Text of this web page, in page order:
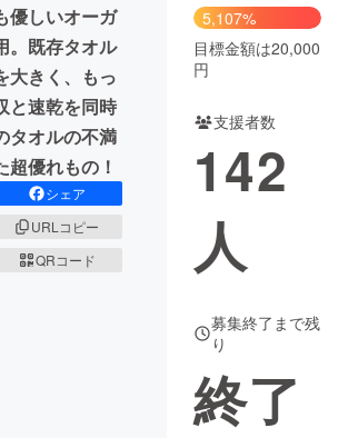
for Social Good
CAMPFIRE Creation
ふるさと納税machi-ya コミュニティ
優しいオーガ
。既存タオル
大きく、もっ
と速乾を同時
タオルの不満
優れもの！
シェア
URLコピー
QRコード
5,107%
目標金額は20,000
円
支援者数
142
人
募集終了まで残
り
終了